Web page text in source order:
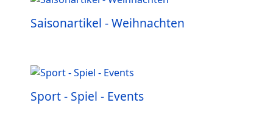
Saisonartikel - Weihnachten
Sport - Spiel - Events